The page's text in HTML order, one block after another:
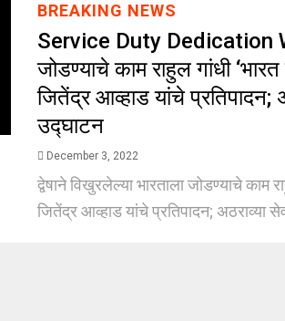
BREAKING NEWS
Service Duty Dedication
जोडण्याचे काम राहुल गांधी
जितेंद्र आव्हाड यांचे प्रतिपादन;
उद्घाटन
December 3, 2022
द्वेषाने विखुरलेल्या भारताला जोडण्याचे काम
जितेंद्र आव्हाड यांचे प्रतिपादन; अठराव्या